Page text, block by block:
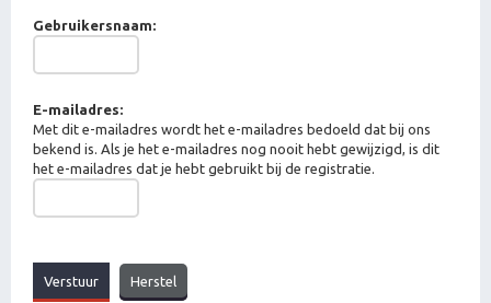
Gebruikersnaam:
E-mailadres:
Met dit e-mailadres wordt het e-mailadres bedoeld dat bij ons
bekend is. Als je het e-mailadres nog nooit hebt gewijzigd, is dit
het e-mailadres dat je hebt gebruikt bij de registratie.